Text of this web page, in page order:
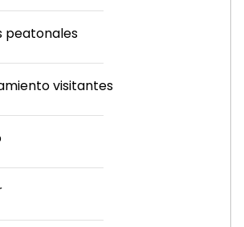
peatonales
visitantes